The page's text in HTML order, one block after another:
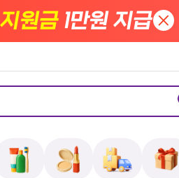
원금1만원 지급×